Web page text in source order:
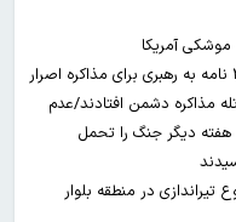
ابوترابی، نماینده مجلس: دولت با زدن ۲۸ نامه به رهبری برای مذاکره اصرار
مذاکره دشمن افتادند/عدم
هفته دیگر جنگ را تحمل
در منطقه بلوار